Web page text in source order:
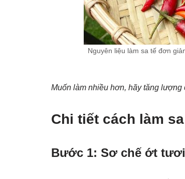
Nguyên liệu làm sa tế đơn
Muốn làm nhiều hơn, hãy tăng
Chi tiết cách làm
Bước 1: Sơ chế ớt tươi